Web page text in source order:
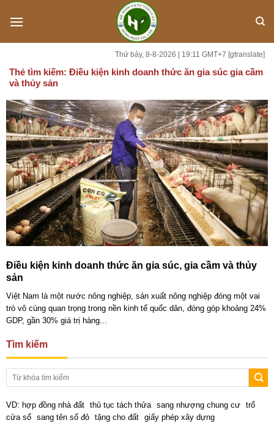
Thứ bảy, 8-8-2026 | 19:11 GMT+7 [gtranslate]
Thẻ tìm kiếm: Điều kiện kinh doanh thức ăn gia súc gia cầm
và thủy sản
Điều kiện kinh doanh thức ăn gia súc, gia cầm và thủy
sản
Việt Nam là một nước nông nghiệp, sản xuất nông nghiệp đóng một vai
trò vô cùng quan trọng trong nền kinh tế quốc dân, đóng góp khoảng 24%
GDP, gần 30% giá trị hàng...
Tìm kiếm
VD: hợp đồng nhà đất thủ tục tách thửa sang nhượng chung cư
trổ
cửa sổ
sang tên sổ đỏ tặng cho đất giấy phép xây dựng